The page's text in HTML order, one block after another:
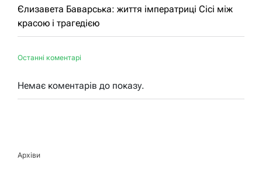
Єлизавета Баварська: життя імператриці Сісі між
красою і трагедією
Останні коментарі
Немає коментарів до показу.
Архіви